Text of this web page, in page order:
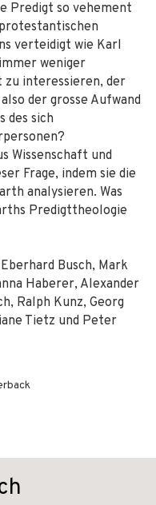
Predigt so vehement
verteidigt wie Karl
weniger
zu interessieren, der
der grosse Aufwand
des sich
Wissenschaft und
Frage, indem sie die
analysieren. Was
Predigttheologie
Busch, Mark
Haberer, Alexander
Ralph Kunz, Georg
Tietz und Peter